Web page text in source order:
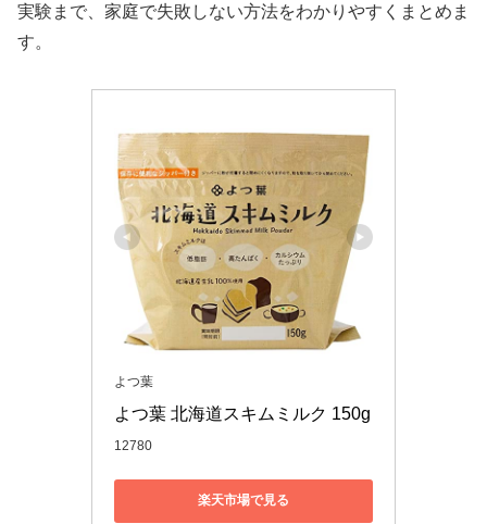
実験まで、家庭で失敗しない方法をわかりやすくまとめま
す。
よつ葉
よつ葉 北海道スキムミルク 150g
12780
楽天市場で見る